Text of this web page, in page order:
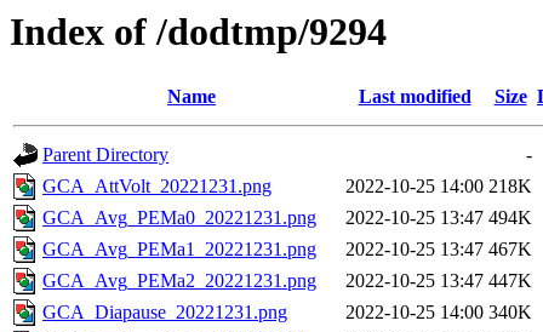
Index of /dodtmp/9294
Name Last modified Size
Parent Directory
-
GCA_AttVolt_20221231.png
2022-10-25 14:00 218K
GCA_Avg_PEMa0_20221231.png
2022-10-25 13:47 494K
GCA_Avg_PEMa1_20221231.png
2022-10-25 13:47 467K
GCA_Avg_PEMa2_20221231.png
2022-10-25 13:47 447K
GCA_Diapause_20221231.png
2022-10-25 14:00 340K